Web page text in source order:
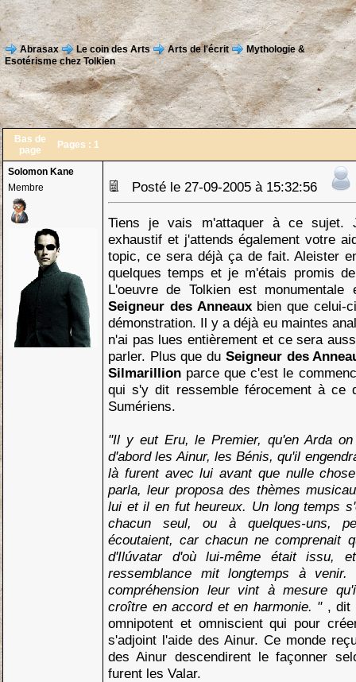
Abrasax Le coin des Arts Arts de l'écrit
Mythologie &
Esotérisme chez Tolkien
Bas de
page
Pages : 1
Solomon Kane
Membre
Posté le 27-09-2005 à 15:32:56
Tiens je vais m'attaquer à ce sujet.
exhaustif et j'attends également votre
topic, ce sera déjà ça de fait. Aleister
quelques temps et je m'étais promis
L'oeuvre de Tolkien est
Seigneur des Anneaux bien que celui-
démonstration. Il y a déjà eu maintes
n'ai pas lues entièrement et ce sera
parler. Plus que du Seigneur des
Silmarillion parce que c'est le
qui s'y dit ressemble férocement à ce
Sumériens.
"Il y eut Eru, le Premier, qu'en Arda
d'abord les Ainur, les Bénis, qu'il
là furent avec lui avant que nulle
parla, leur proposa des thèmes
lui et il en fut heureux. Un long temps
chacun seul, ou à quelques-uns,
écoutaient, car chacun ne comprenait
d'Ilúvatar d'où lui-même était issu,
ressemblance mit longtemps à venir.
compréhension leur vint à mesure
croître en accord et en harmonie. " , dit
omnipotent et omniscient qui pour
s'adjoint l'aide des Ainur. Ce monde
des Ainur descendirent le façonner
furent les Valar.